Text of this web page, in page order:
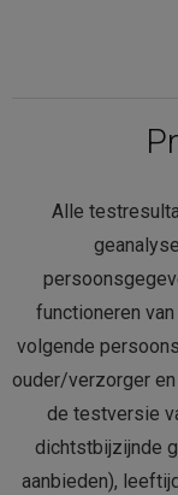
Alle
functioneren
volgende
ouder/verzorger
de testversie
dichtstbijzijnde
aanbieden),